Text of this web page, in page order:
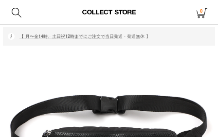
0
【 月〜金14時、土日祝12時までにご注文で当日発送・発送無休 】
【 アウトレット・20〜70%OFF商品はこちら 】
【 月〜金14時、土日祝12時までにご注文で当日発送・発送無休 】